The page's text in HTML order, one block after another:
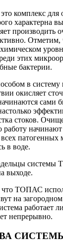
комплекс для
характерна
производить
Отметим,
этих
бактерии.
в систему
окисляет
сами
стоков.
работу
патогенных
в воде.
выходе.
что ТОПАС
на
работает
непрерывно.